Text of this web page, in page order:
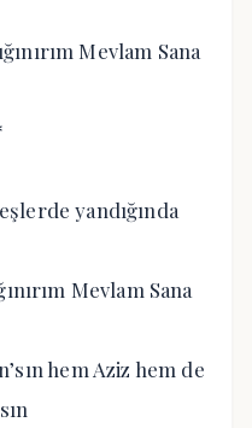
Mevlam Sana
yandığında
Mevlam Sana
hem Aziz hem de